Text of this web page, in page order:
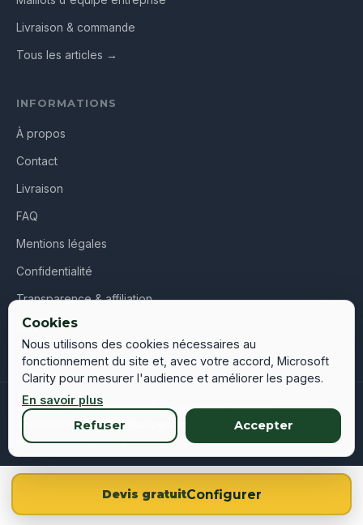
Livraison & commande
Tous les articles →
INFORMATIONS
À propos
Contact
Livraison
FAQ
Mentions légales
Confidentialité
Transparence & affiliation
CGV
© 2026 Maillot Personnalisé – Tous droits réservés
Spécialiste dumaillot foot personnalisé
en France, Belgique,
Suisse et Luxembourg
Devis gratuitConfigurer
Cookies
Nous utilisons des cookies nécessaires au
fonctionnement du site et, avec votre accord, Microsoft
Clarity pour mesurer l'audience et améliorer les pages.
En savoir plus
Refuser Accepter